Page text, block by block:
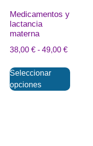
Medicamentos y
lactancia
materna
38,00 € - 49,00 €
Seleccionar
opciones